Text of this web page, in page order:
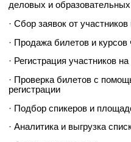
деловых и
· Сбор заявок от
· Продажа билетов и
· Регистрация участников
· Проверка билетов с
регистрации
· Подбор спикеров и
· Аналитика и выгрузка